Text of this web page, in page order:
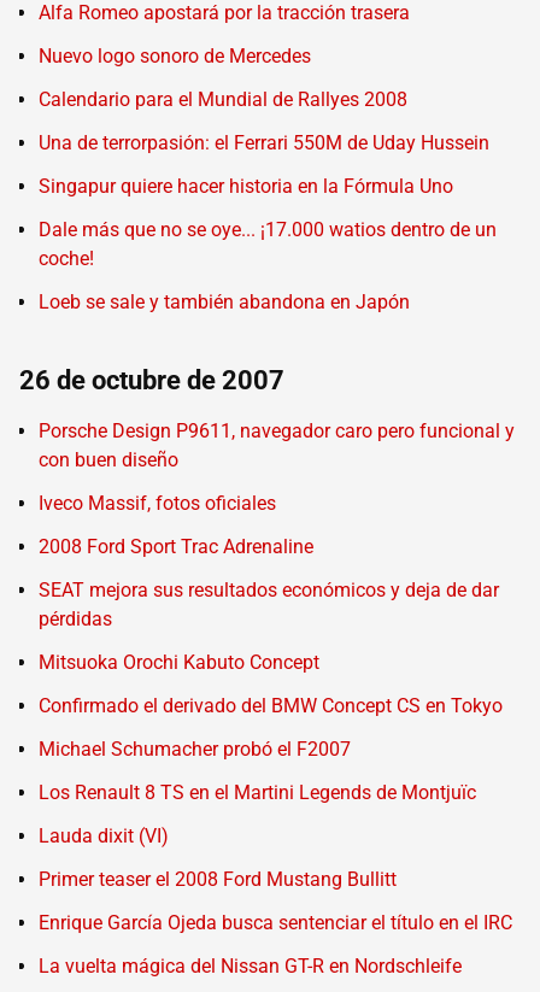
Alfa Romeo apostará por la tracción trasera
Nuevo logo sonoro de Mercedes
Calendario para el Mundial de Rallyes 2008
Una de terrorpasión: el Ferrari 550M de Uday Hussein
Singapur quiere hacer historia en la Fórmula Uno
Dale más que no se oye... ¡17.000 watios dentro de un
coche!
Loeb se sale y también abandona en Japón
26 de octubre de 2007
Porsche Design P9611, navegador caro pero funcional y
con buen diseño
Iveco Massif, fotos oficiales
2008 Ford Sport Trac Adrenaline
SEAT mejora sus resultados económicos y deja de dar
pérdidas
Mitsuoka Orochi Kabuto Concept
Confirmado el derivado del BMW Concept CS en Tokyo
Michael Schumacher probó el F2007
Los Renault 8 TS en el Martini Legends de Montjuïc
Lauda dixit (VI)
Primer teaser el 2008 Ford Mustang Bullitt
Enrique García Ojeda busca sentenciar el título en el IRC
La vuelta mágica del Nissan GT-R en Nordschleife